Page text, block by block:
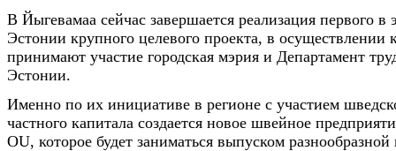
В Йыгевамаа сейчас завершается реализация первого в
Эстонии крупного целевого проекта, в осуществлении
принимают участие городская мэрия и Департамент
Эстонии.
Именно по их инициативе в регионе с участием
частного капитала создается новое швейное
OU, которое будет заниматься выпуском